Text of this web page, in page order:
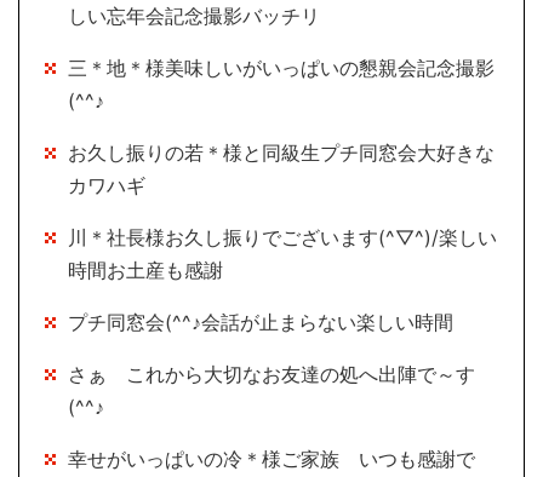
しい忘年会記念撮影バッチリ
三＊地＊様美味しいがいっぱいの懇親会記念撮影
(^^♪
お久し振りの若＊様と同級生プチ同窓会大好きな
カワハギ
川＊社長様お久し振りでございます(^▽^)/楽しい
時間お土産も感謝
プチ同窓会(^^♪会話が止まらない楽しい時間
さぁ これから大切なお友達の処へ出陣で～す
(^^♪
幸せがいっぱいの冷＊様ご家族 いつも感謝で